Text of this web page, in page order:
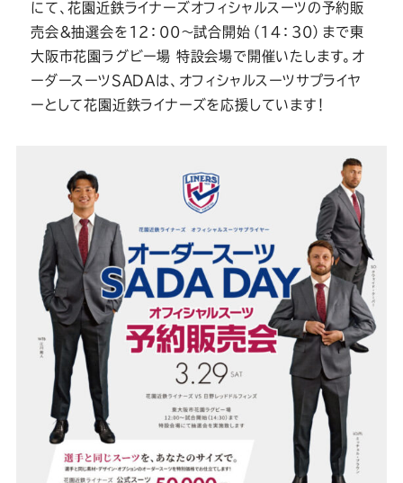
公
式
公
式
公
式
公
式
公
式
にて、花園近鉄ライナーズオフィシャルスーツの予約販
売会＆抽選会を12：00～試合開始（14：30）まで東
大阪市花園ラグビー場 特設会場で開催いたします。オ
ーダースーツSADAは、オフィシャルスーツサプライヤ
ーとして花園近鉄ライナーズを応援しています！